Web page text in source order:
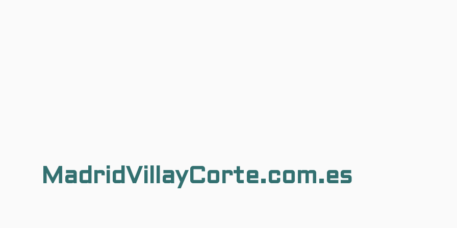
MadridVillayCorte.com.es